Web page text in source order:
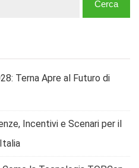
Terna Apre al Futuro di
Incentivi e Scenari per il